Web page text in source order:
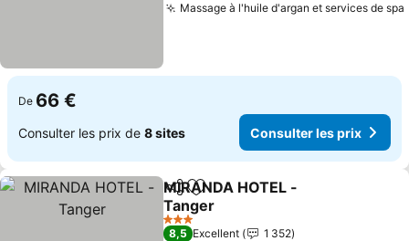
Massage à l'huile d'argan et services de spa
De 66 €
Consulter les prix de 8 sites Consulter les prix
PartagerAjouter à mes favoris
MIRANDA HOTEL -
Tanger
3 Étoiles
8,5 Excellent
1 352